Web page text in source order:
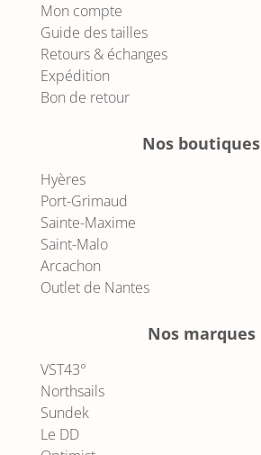
Mon compte
Guide des tailles
Retours & échanges
Expédition
Bon de retour
Nos boutiques
Hyères
Port-Grimaud
Sainte-Maxime
Saint-Malo
Arcachon
Outlet de Nantes
Nos marques
VST43°
Northsails
Sundek
Le DD